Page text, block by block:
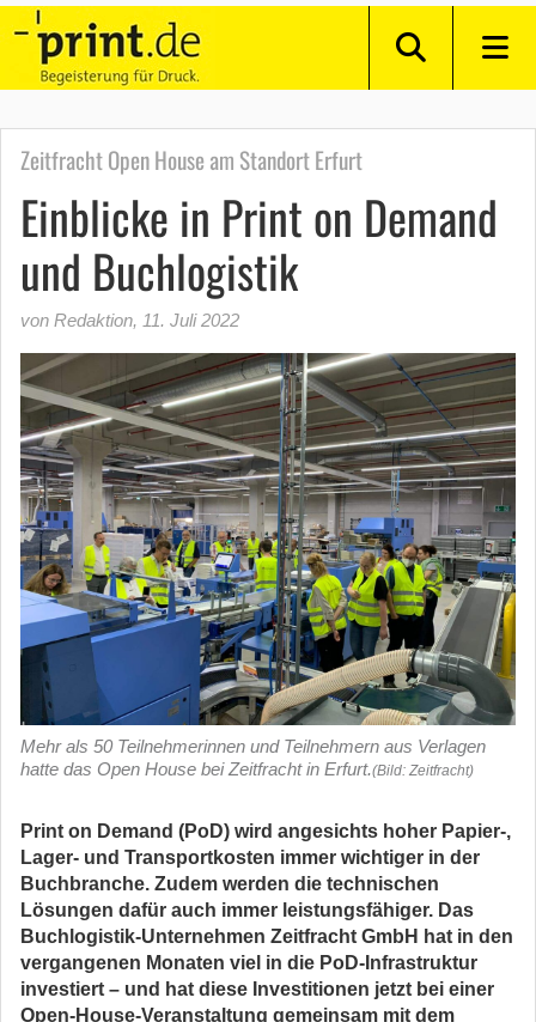
Zeitfracht Open House am Standort Erfurt
Einblicke in Print on Demand
und Buchlogistik
von Redaktion, 11. Juli 2022
Mehr als 50 Teilnehmerinnen und Teilnehmern aus Verlagen
hatte das Open House bei Zeitfracht in Erfurt.(Bild: Zeitfracht)
Print on Demand (PoD) wird angesichts hoher Papier-,
Lager- und Transportkosten immer wichtiger in der
Buchbranche. Zudem werden die technischen
Lösungen dafür auch immer leistungsfähiger. Das
Buchlogistik-Unternehmen Zeitfracht GmbH hat in den
vergangenen Monaten viel in die PoD-Infrastruktur
investiert – und hat diese Investitionen jetzt bei einer
Open-House-Veranstaltung gemeinsam mit dem